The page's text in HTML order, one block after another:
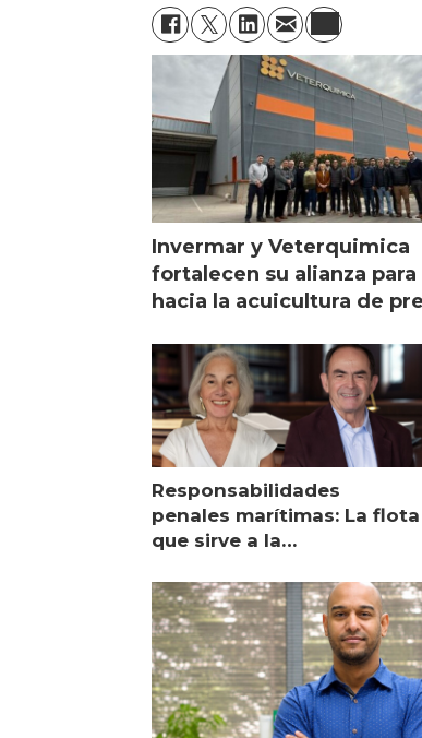
Invermar y Veterquimica
fortalecen su alianza para
hacia la acuicultura de
Responsabilidades
penales marítimas: La flota
que sirve a la
visión